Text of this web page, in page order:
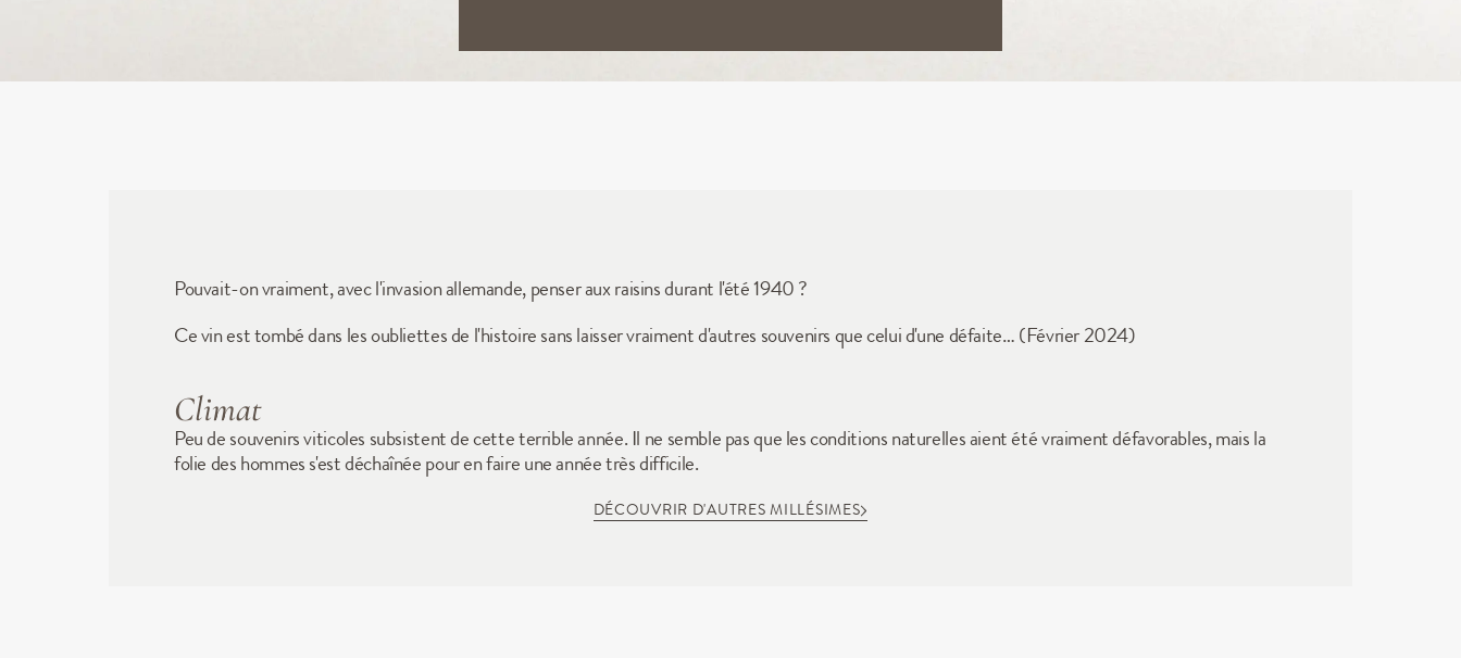
Pouvait-on vraiment, avec l'invasion allemande, penser aux raisins durant l'été 1940 ?
Ce vin est tombé dans les oubliettes de l'histoire sans laisser vraiment d'autres souvenirs que celui d'une défaite… (Février 2024)
DÉCOUVRIR D'AUTRES MILLÉSIMES
Climat
Peu de souvenirs viticoles subsistent de cette terrible année. Il ne semble pas que les conditions naturelles aient été vraiment défavorables, mais la
folie des hommes s'est déchaînée pour en faire une année très difficile.